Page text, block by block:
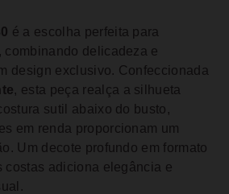
é a escolha perfeita para
delicadeza e
design exclusivo. Confeccionada
, esta peça realça a silhueta
sutil abaixo do busto,
em renda proporcionam um
Um decote profundo em formato
costas adiciona elegância e